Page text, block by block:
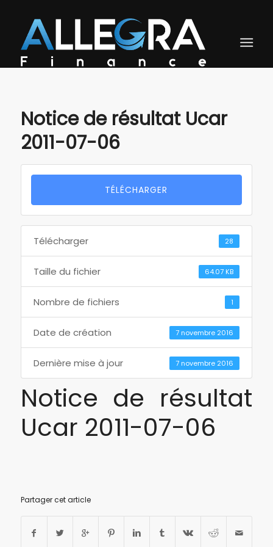
Notice de résultat Ucar
2011-07-06
TÉLÉCHARGER
Télécharger 28
Taille du fichier 64.07 KB
Nombre de fichiers 1
Date de création 7 novembre 2016
Dernière mise à jour 7 novembre 2016
Notice de résultat
Ucar 2011-07-06
Partager cet article